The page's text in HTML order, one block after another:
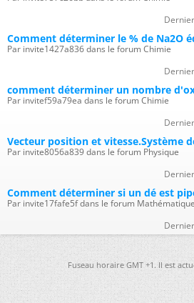
Comment déterminer le % de Na2O
Par invite1427a836 dans le forum Chimie
comment déterminer un nombre
Par invitef59a79ea dans le forum Chimie
Vecteur position et vitesse.Système
Par invite8056a839 dans le forum Physique
Comment déterminer si un dé est
Par invite17fafe5f dans le forum
Fuseau horaire GMT +1. Il est